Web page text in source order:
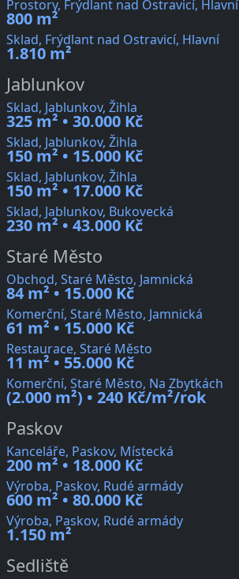
Prostory, Frýdlant nad Ostravicí, Hlavní
800 m²
Sklad, Frýdlant nad Ostravicí, Hlavní
1.810 m²
Jablunkov
Sklad, Jablunkov, Žihla
325 m² • 30.000 Kč
Sklad, Jablunkov, Žihla
150 m² • 15.000 Kč
Sklad, Jablunkov, Žihla
150 m² • 17.000 Kč
Sklad, Jablunkov, Bukovecká
230 m² • 43.000 Kč
Staré Město
Obchod, Staré Město, Jamnická
84 m² • 15.000 Kč
Komerční, Staré Město, Jamnická
61 m² • 15.000 Kč
Restaurace, Staré Město
11 m² • 55.000 Kč
Komerční, Staré Město, Na Zbytkách
(2.000 m²) • 240 Kč/m²/rok
Paskov
Kanceláře, Paskov, Místecká
200 m² • 18.000 Kč
Výroba, Paskov, Rudé armády
600 m² • 80.000 Kč
Výroba, Paskov, Rudé armády
1.150 m²
Sedliště